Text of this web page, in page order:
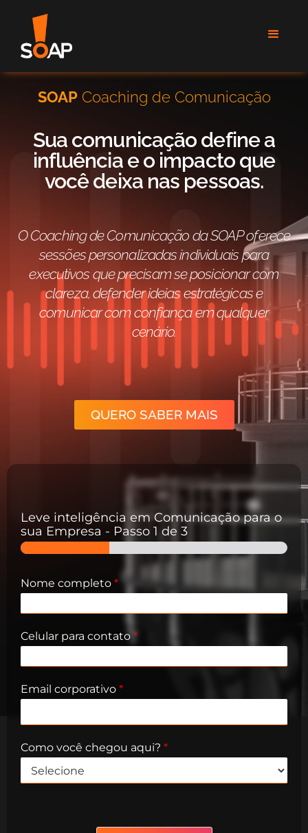
SOAPCoaching de Comunicação
Sua comunicação define a
influência e o impacto que
você deixa nas pessoas.
O Coaching de Comunicação da SOAP oferece
sessões personalizadas individuais para
executivos que precisam se posicionar com
clareza, defender ideias estratégicas e
comunicar com confiança em qualquer
cenário.
QUERO SABER MAIS
Leve inteligência em Comunicação para o
sua Empresa - Passo 1 de 3
Nome completo *
Celular para contato​*
Email corporativo​ *
Como você chegou aqui? *